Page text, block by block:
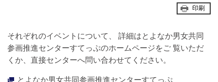
印刷
それぞれのイベントについて、 詳細はとよなか男女共同
参画推進センターすてっぷのホームページをご 覧いただ
くか、直接センターへ問い合わせてください。
とよなか男女共同参画推進センターすてっぷ